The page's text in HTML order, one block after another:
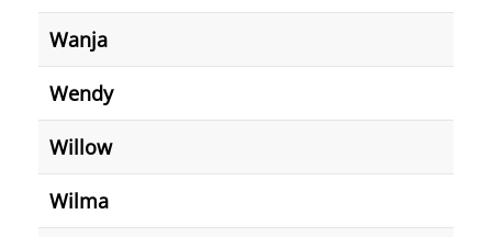
Wanja
Wendy
Willow
Wilma